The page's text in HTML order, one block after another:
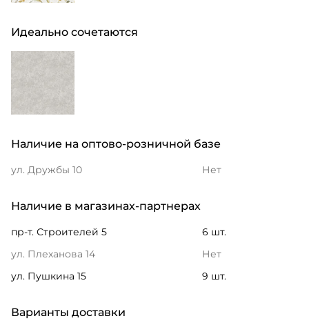
Идеально сочетаются
Наличие на оптово-розничной базе
ул. Дружбы 10 Нет
Наличие в магазинах-партнерах
пр-т. Строителей 5
6 шт.
ул. Плеханова 14
Нет
ул. Пушкина 15
9 шт.
Варианты доставки